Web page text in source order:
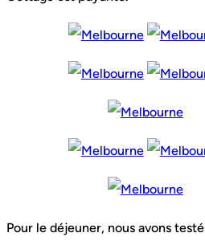
Pour le déjeuner, nous avons testé